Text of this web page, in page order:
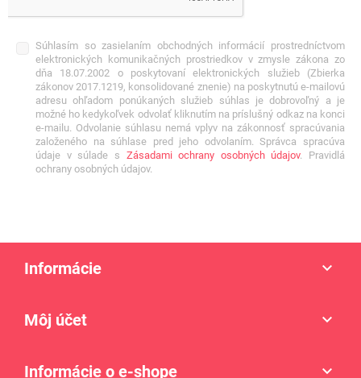
Súhlasím so zasielaním obchodných informácií prostredníctvom
elektronických komunikačných prostriedkov v zmysle zákona zo
dňa 18.07.2002 o poskytovaní elektronických služieb (Zbierka
zákonov 2017.1219, konsolidované znenie) na poskytnutú e-mailovú
adresu ohľadom ponúkaných služieb súhlas je dobrovoľný a je
možné ho kedykoľvek odvolať kliknutím na príslušný odkaz na konci
e-mailu. Odvolanie súhlasu nemá vplyv na zákonnosť spracúvania
založeného na súhlase pred jeho odvolaním. Správca spracúva
údaje v súlade s Zásadami ochrany osobných údajov. Pravidlá
ochrany osobných údajov.
Informácie 
Môj účet 
Informácie o e-shope 